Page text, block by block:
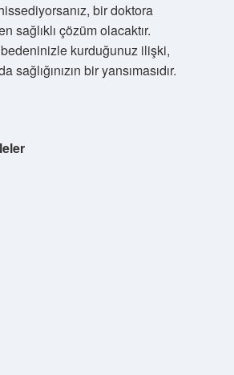
bir doktora
sağlıklı çözüm olacaktır.
bedeninizle kurduğunuz ilişki,
sağlığınızın bir yansımasıdır.